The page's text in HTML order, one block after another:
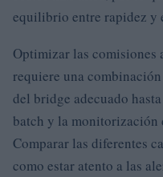
equilibrio entre rapidez y
Optimizar las comisiones
requiere una
del bridge adecuado
batch y la monitorización
Comparar las diferentes
como estar atento a las